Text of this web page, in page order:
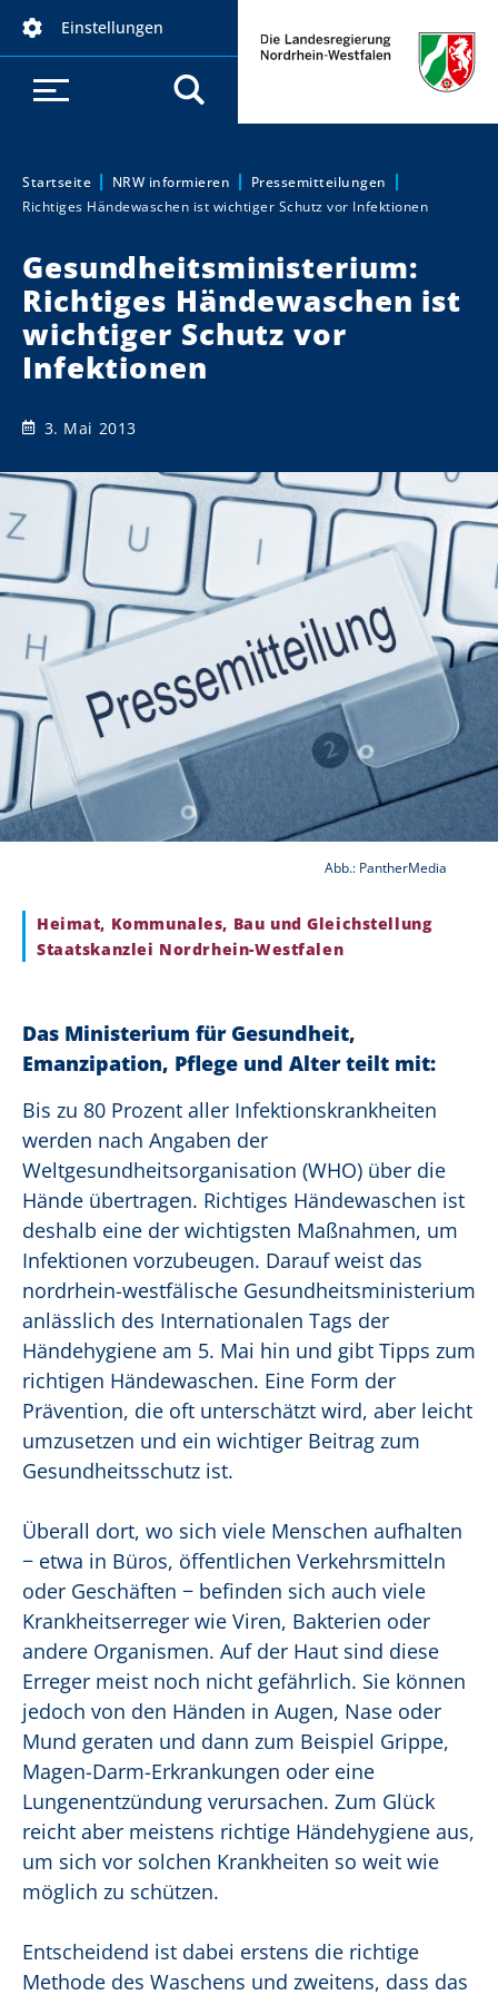
Einstellungen
Sie sind hier:
Startseite NRW informieren
Pressemitteilungen
Richtiges Händewaschen ist wichtiger Schutz vor Infektionen
Gesundheitsministerium:
Richtiges Händewaschen ist
wichtiger Schutz vor
Infektionen
3. Mai 2013
Abb.: PantherMedia
Heimat, Kommunales, Bau und Gleichstellung
Staatskanzlei Nordrhein-Westfalen
Das Ministerium für Gesundheit,
Emanzipation, Pflege und Alter teilt mit:
Bis zu 80 Prozent aller Infektionskrankheiten
werden nach Angaben der
Weltgesundheitsorganisation (WHO) über die
Hände übertragen. Richtiges Händewaschen ist
deshalb eine der wichtigsten Maßnahmen, um
Infektionen vorzubeugen. Darauf weist das
nordrhein-westfälische Gesundheitsministerium
anlässlich des Internationalen Tags der
Händehygiene am 5. Mai hin und gibt Tipps zum
richtigen Händewaschen. Eine Form der
Prävention, die oft unterschätzt wird, aber leicht
umzusetzen und ein wichtiger Beitrag zum
Gesundheitsschutz ist.
Überall dort, wo sich viele Menschen aufhalten
− etwa in Büros, öffentlichen Verkehrsmitteln
oder Geschäften − befinden sich auch viele
Krankheitserreger wie Viren, Bakterien oder
andere Organismen. Auf der Haut sind diese
Erreger meist noch nicht gefährlich. Sie können
jedoch von den Händen in Augen, Nase oder
Mund geraten und dann zum Beispiel Grippe,
Magen-Darm-Erkrankungen oder eine
Lungenentzündung verursachen. Zum Glück
reicht aber meistens richtige Händehygiene aus,
um sich vor solchen Krankheiten so weit wie
möglich zu schützen.
Entscheidend ist dabei erstens die richtige
Methode des Waschens und zweitens, dass das